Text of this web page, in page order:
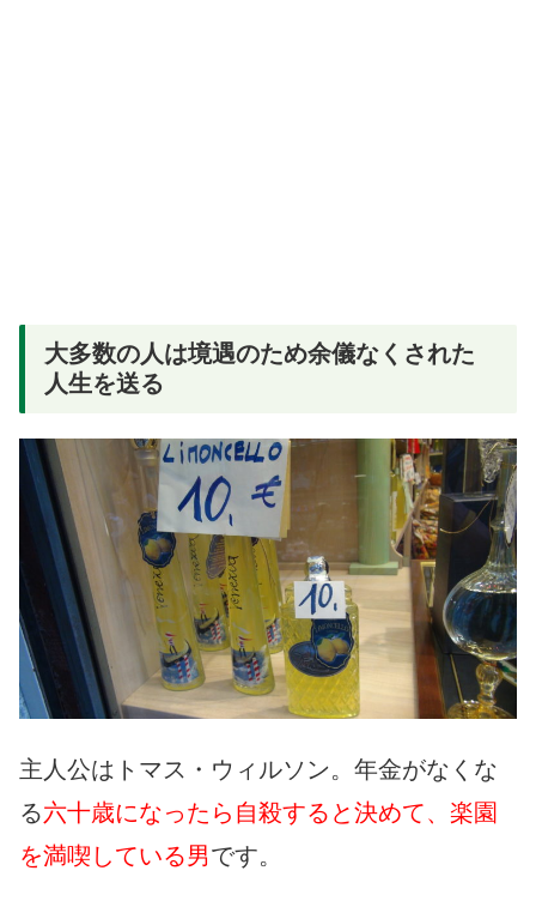
大多数の人は境遇のため余儀なくされた
人生を送る
主人公はトマス・ウィルソン。年金がなくな
る六十歳になったら自殺すると決めて、楽園
を満喫している男です。